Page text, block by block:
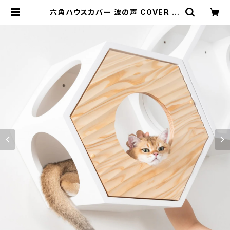
六角ハウスカバー 波の声 COVER W
O【nekokobo select】 | 猫のため
のギフトショップ【カリネコ】